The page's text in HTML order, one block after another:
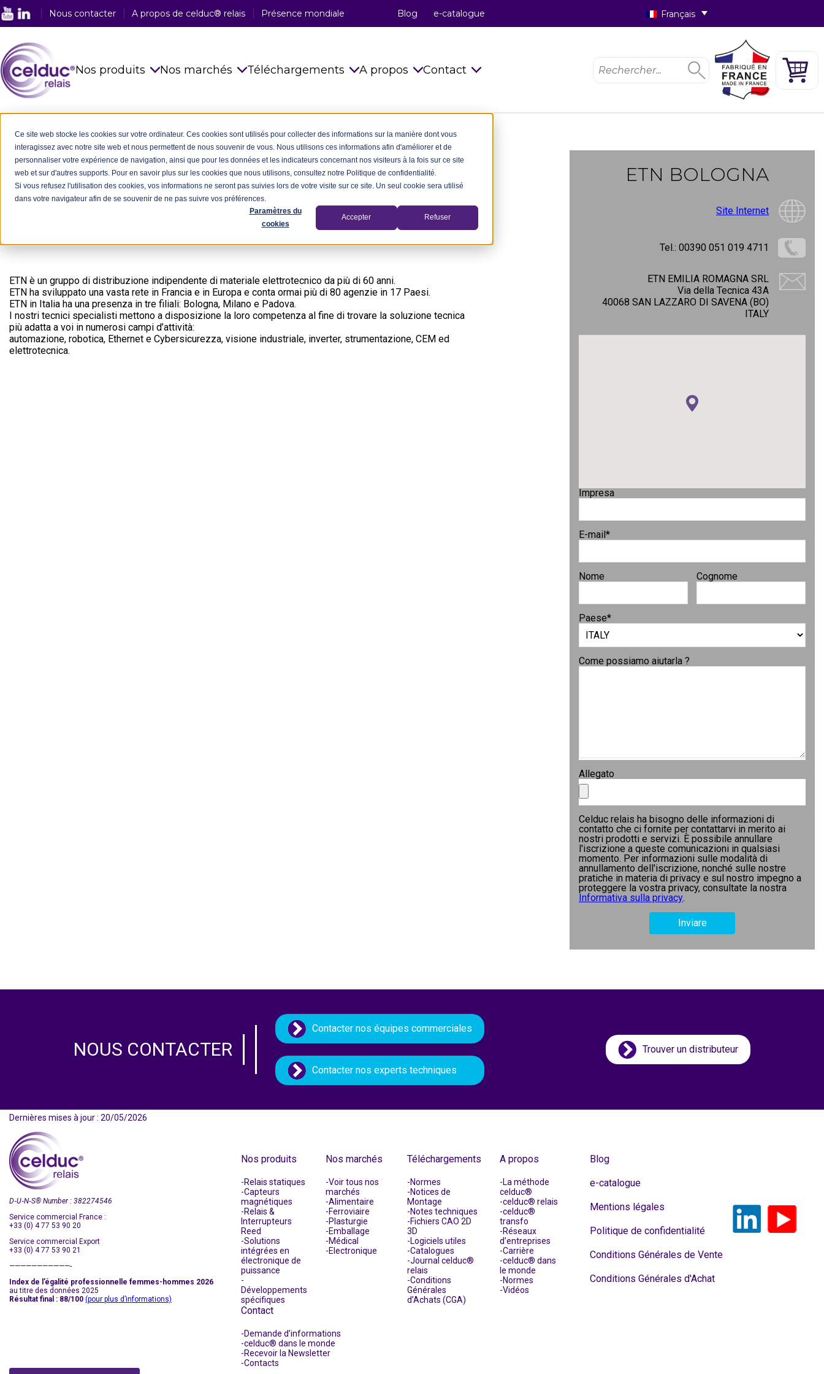
Ce site web stocke les cookies sur votre ordinateur. Ces cookies sont utilisés pour collecter des informations sur la manière dont vous
interagissez avec notre site web et nous permettent de nous souvenir de vous. Nous utilisons ces informations afin d'améliorer et de
personnaliser votre expérience de navigation, ainsi que pour les données et les indicateurs concernant nos visiteurs à la fois sur ce site
web et sur d'autres supports. Pour en savoir plus sur les cookies que nous utilisons, consultez notre Politique de confidentialité.
Si vous refusez l'utilisation des cookies, vos informations ne seront pas suivies lors de votre visite sur ce site. Un seul cookie sera utilisé
dans votre navigateur afin de se souvenir de ne pas suivre vos préférences.
Paramètres du
cookies
Accepter Refuser
Nous contacter A propos de celduc® relais Présence mondiale Blog e-catalogue Français
Nos produits
Capteurs magnétiques
Relais & Interrupteurs Reed
Solutions intégrées en
électronique de puissance
Nos marchés
Voir tous nos marchés
Alimentaire
Ferroviaire
Plasturgie
Electronique
Téléchargements
Notices de Montage
Notes techniques
Fichiers CAO 2D 3D
Logiciels utiles
Journal celduc® relais
Conditions Générales de Vente
(CGV)
Conditions Générales d’Achats
A propos
La méthode celduc®
celduc® relais
celduc® transfo
Réseaux d’entreprises
Carrière
Normes
Contact
celduc® dans le monde
Recevoir la Newsletter
Contacts
ETN BOLOGNA
Site Internet
Tel.: 00390 051 019 4711
ETN EMILIA ROMAGNA SRL
Via della Tecnica 43A
40068 SAN LAZZARO DI SAVENA (BO)
ITALY
Impresa
E-mail*
Nome Cognome
Paese*
Come possiamo aiutarla ?
Allegato
Celduc relais ha bisogno delle informazioni di
contatto che ci fornite per contattarvi in merito ai
nostri prodotti e servizi. È possibile annullare
l'iscrizione a queste comunicazioni in qualsiasi
momento. Per informazioni sulle modalità di
annullamento dell'iscrizione, nonché sulle nostre
pratiche in materia di privacy e sul nostro impegno a
proteggere la vostra privacy, consultate la nostra
Informativa sulla privacy.
ETN è un gruppo di distribuzione indipendente di materiale elettrotecnico da più di 60 anni.
ETN ha sviluppato una vasta rete in Francia e in Europa e conta ormai più di 80 agenzie in 17 Paesi.
ETN in Italia ha una presenza in tre filiali: Bologna, Milano e Padova.
I nostri tecnici specialisti mettono a disposizione la loro competenza al fine di trovare la soluzione tecnica
più adatta a voi in numerosi campi d’attività:
automazione, robotica, Ethernet e Cybersicurezza, visione industriale, inverter, strumentazione, CEM ed
elettrotecnica.
NOUS CONTACTER
Contacter nos équipes commerciales
Contacter nos experts techniques
Trouver un distributeur
Dernières mises à jour : 20/05/2026
D‑U‑N‑S® Number : 382274546
Service commercial France :
+33 (0) 4 77 53 90 20
Service commercial Export
+33 (0) 4 77 53 90 21
———————————-
Index de l’égalité professionnelle femmes-hommes 2026
au titre des données 2025
Résultat final : 88/100 (pour plus d’informations)
Nos produits
Relais statiques
Capteurs
magnétiques
Relais &
Interrupteurs
Reed
Solutions
intégrées en
électronique de
puissance
Développements
spécifiques
Nos marchés
Voir tous nos
marchés
Alimentaire
Ferroviaire
Plasturgie
Emballage
Médical
Electronique
Téléchargements
Normes
Notices de
Montage
Notes techniques
Fichiers CAO 2D
3D
Logiciels utiles
Catalogues
Journal celduc®
relais
Conditions
Générales
d’Achats (CGA)
A propos
La méthode
celduc®
celduc® relais
celduc®
transfo
Réseaux
d’entreprises
Carrière
celduc® dans
le monde
Normes
Vidéos
Contact
Demande d’informations
celduc® dans le monde
Recevoir la Newsletter
Contacts
Blog
e-catalogue
Mentions légales
Politique de confidentialité
Conditions Générales de Vente
Conditions Générales d'Achat